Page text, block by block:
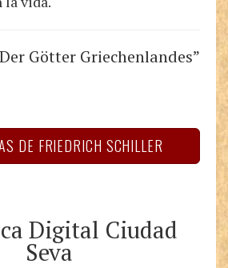
Götter Griechenlandes”
DE FRIEDRICH SCHILLER
Digital Ciudad
Seva